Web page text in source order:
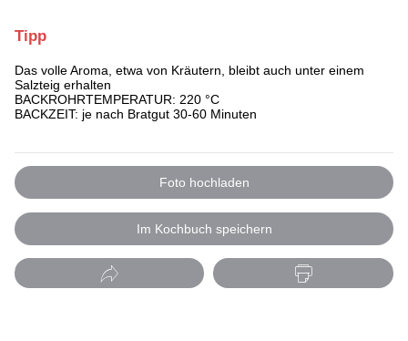
Tipp
Das volle Aroma, etwa von Kräutern, bleibt auch unter einem
Salzteig erhalten
BACKROHRTEMPERATUR: 220 °C
BACKZEIT: je nach Bratgut 30-60 Minuten
Foto hochladen
Im Kochbuch speichern